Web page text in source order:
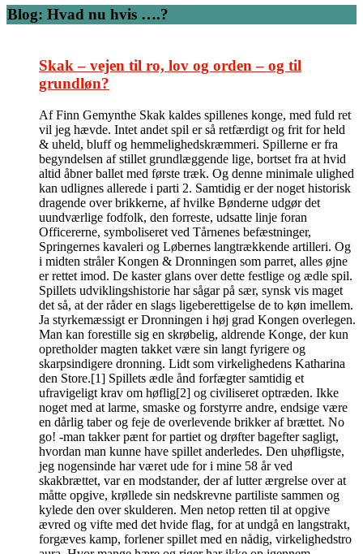
Blog: Hvad nu hvis ….?
Skak – vejen til ro, lov og orden – og til
grundløn?
Af Finn Gemynthe Skak kaldes spillenes konge, med fuld ret
vil jeg hævde. Intet andet spil er så retfærdigt og frit for held
& uheld, bluff og hemmelighedskræmmeri. Spillerne er fra
begyndelsen af stillet grundlæggende lige, bortset fra at hvid
altid åbner ballet med første træk. Og denne minimale ulighed
kan udlignes allerede i parti 2. Samtidig er der noget historisk
dragende over brikkerne, af hvilke Bønderne udgør det
uundværlige fodfolk, den forreste, udsatte linje foran
Officererne, symboliseret ved Tårnenes befæstninger,
Springernes kavaleri og Løbernes langtrækkende artilleri. Og
i midten stråler Kongen & Dronningen som parret, alles øjne
er rettet imod. De kaster glans over dette festlige og ædle spil.
Spillets udviklingshistorie har sågar på sær, synsk vis maget
det så, at der råder en slags ligeberettigelse de to køn imellem.
Ja styrkemæssigt er Dronningen i høj grad Kongen overlegen.
Man kan forestille sig en skrøbelig, aldrende Konge, der kun
opretholder magten takket være sin langt fyrigere og
skarpsindigere dronning. Lidt som virkelighedens Katharina
den Store.[1] Spillets ædle ånd forfægter samtidig et
ufravigeligt krav om høflig[2] og civiliseret optræden. Ikke
noget med at larme, smaske og forstyrre andre, endsige være
en dårlig taber og feje de overlevende brikker af brættet. No
go! -man takker pænt for partiet og drøfter bagefter sagligt,
hvordan man kunne have spillet anderledes. Den uhøfligste,
jeg nogensinde har været ude for i mine 58 år ved
skakbrættet, var en modstander, der af lutter ærgrelse over at
måtte opgive, krøllede sin nedskrevne partiliste sammen og
kylede den over skulderen. Men netop retten til at opgive
ævred og vifte med det hvide flag, for at undgå en langstrakt,
forgæves kamp, forlener spillet med en nådig, virkelighedstro